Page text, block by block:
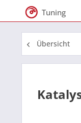
Tuning
Übersicht